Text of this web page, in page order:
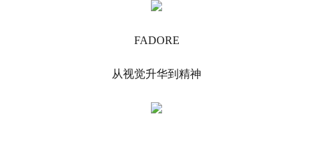
FADORE
从视觉升华到精神